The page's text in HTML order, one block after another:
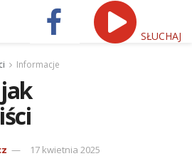
SŁUCHAJ
Informacje
17 kwietnia 2025